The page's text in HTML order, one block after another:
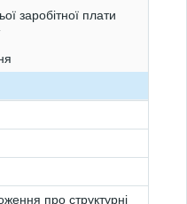
заробітної плати
про структурні